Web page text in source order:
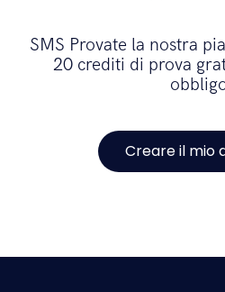
SMS Provate la nostra
20 crediti di prova
Creare il mio